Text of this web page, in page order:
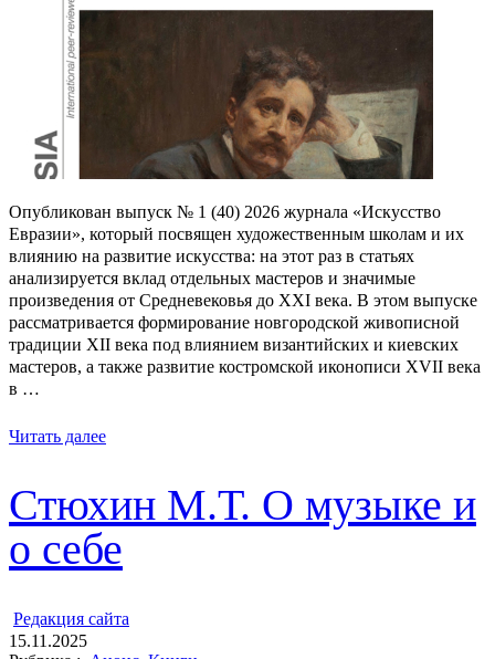
Опубликован выпуск № 1 (40) 2026 журнала «Искусство
Евразии», который посвящен художественным школам и их
влиянию на развитие искусства: на этот раз в статьях
анализируется вклад отдельных мастеров и значимые
произведения от Средневековья до XXI века. В этом выпуске
рассматривается формирование новгородской живописной
традиции XII века под влиянием византийских и киевских
мастеров, а также развитие костромской иконописи XVII века
в …
Читать далее
Стюхин М.Т. О музыке и
о себе
Редакция cайта
15.11.2025